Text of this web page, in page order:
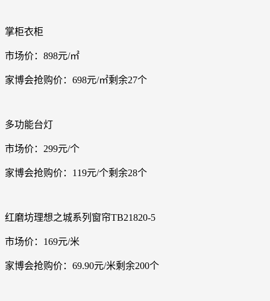
掌柜衣柜
市场价：898元/㎡
家博会抢购价：698元/㎡剩余27个
多功能台灯
市场价：299元/个
家博会抢购价：119元/个剩余28个
红磨坊理想之城系列窗帘TB21820-5
市场价：169元/米
家博会抢购价：69.90元/米剩余200个